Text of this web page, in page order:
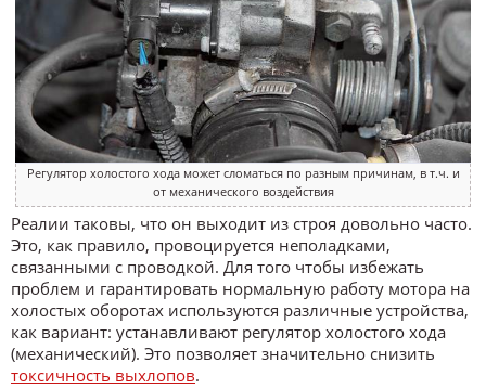
Регулятор холостого хода может сломаться по разным причинам, в т.ч. и
от механического воздействия
Реалии таковы, что он выходит из строя довольно часто.
Это, как правило, провоцируется неполадками,
связанными с проводкой. Для того чтобы избежать
проблем и гарантировать нормальную работу мотора на
холостых оборотах используются различные устройства,
как вариант: устанавливают регулятор холостого хода
(механический). Это позволяет значительно снизить
токсичность выхлопов.